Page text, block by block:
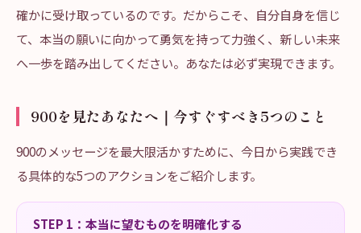
確かに受け取っているのです。だからこそ、自分自身を信じ
て、本当の願いに向かって勇気を持って力強く、新しい未来
へ一歩を踏み出してください。あなたは必ず実現できます。
900を見たあなたへ｜今すぐすべき5つのこと
900のメッセージを最大限活かすために、今日から実践でき
る具体的な5つのアクションをご紹介します。
STEP 1 ： 本当に望むものを明確化する